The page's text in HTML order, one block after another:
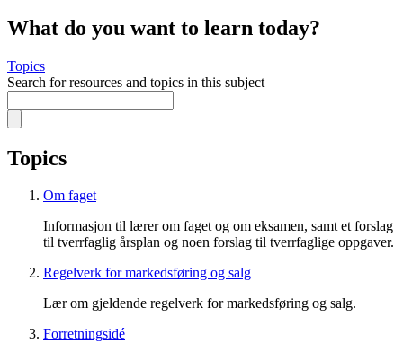
What do you want to learn today?
Topics
Search for resources and topics in this subject
Topics
Om faget
Informasjon til lærer om faget og om eksamen, samt et forslag
til tverrfaglig årsplan og noen forslag til tverrfaglige oppgaver.
Regelverk for markedsføring og salg
Lær om gjeldende regelverk for markedsføring og salg.
Forretningsidé